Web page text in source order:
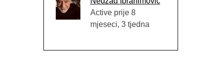
Active prije 8
mjeseci, 3 tjedna